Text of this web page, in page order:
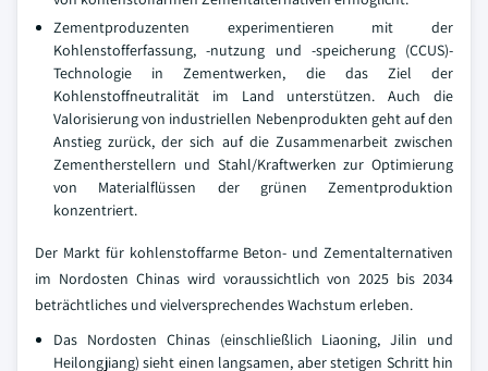
Zementproduzenten experimentieren mit der
Kohlenstofferfassung, -nutzung und -speicherung (CCUS)-
Technologie in Zementwerken, die das Ziel der
Kohlenstoffneutralität im Land unterstützen. Auch die
Valorisierung von industriellen Nebenprodukten geht auf den
Anstieg zurück, der sich auf die Zusammenarbeit zwischen
Zementherstellern und Stahl/Kraftwerken zur Optimierung
von Materialflüssen der grünen Zementproduktion
konzentriert.
Der Markt für kohlenstoffarme Beton- und Zementalternativen
im Nordosten Chinas wird voraussichtlich von 2025 bis 2034
beträchtliches und vielversprechendes Wachstum erleben.
Das Nordosten Chinas (einschließlich Liaoning, Jilin und
Heilongjiang) sieht einen langsamen, aber stetigen Schritt hin